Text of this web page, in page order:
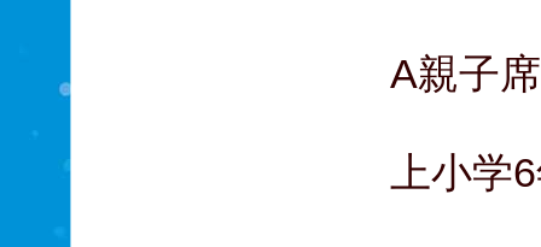
A親子
上小